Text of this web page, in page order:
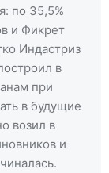
по 35,5%
и Фикрет
Индастриз
в
при
в будущие
возил в
и